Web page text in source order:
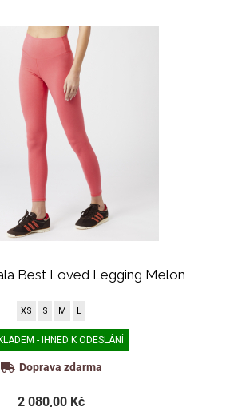
Best Loved Legging Melon
XS S M L
- IHNED K ODESLÁNÍ
Doprava zdarma
2 080,00 Kč